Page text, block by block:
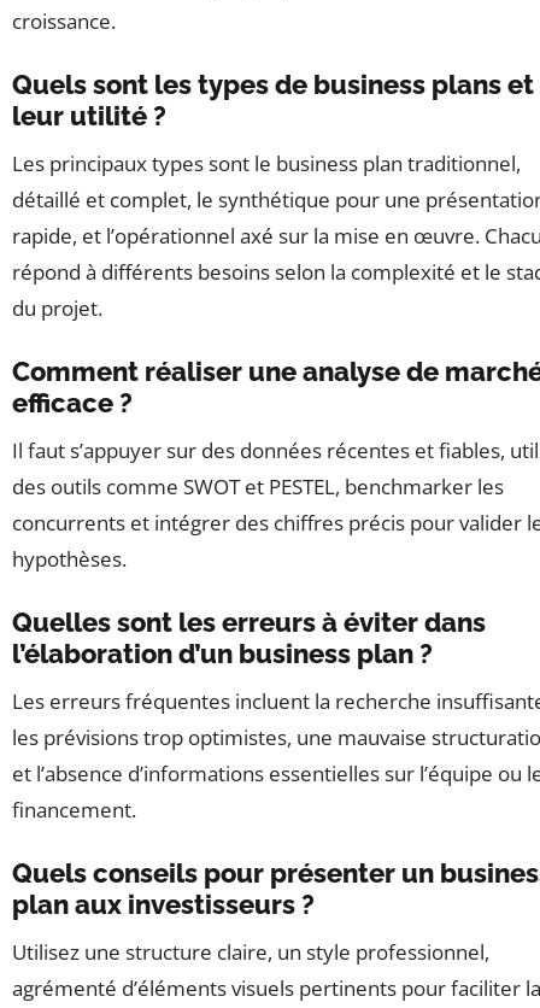
croissance.
Quels sont les types de business plans et
leur utilité ?
Les principaux types sont le business plan traditionnel,
détaillé et complet, le synthétique pour une
rapide, et l’opérationnel axé sur la mise en œuvre.
répond à différents besoins selon la complexité et le
du projet.
Comment réaliser une analyse de
efficace ?
Il faut s’appuyer sur des données récentes et fiables,
des outils comme SWOT et PESTEL, benchmarker les
concurrents et intégrer des chiffres précis pour valider
hypothèses.
Quelles sont les erreurs à éviter dans
l’élaboration d’un business plan ?
Les erreurs fréquentes incluent la recherche
les prévisions trop optimistes, une mauvaise
et l’absence d’informations essentielles sur l’équipe ou
financement.
Quels conseils pour présenter un
plan aux investisseurs ?
Utilisez une structure claire, un style professionnel,
agrémenté d’éléments visuels pertinents pour faciliter la